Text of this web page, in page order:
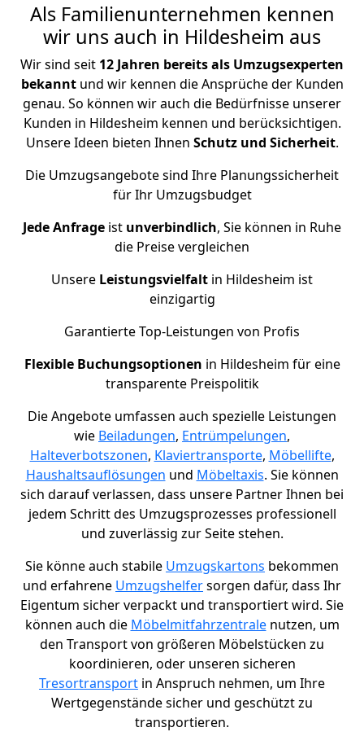
Als Familienunternehmen kennen
wir uns auch in Hildesheim aus
Wir sind seit 12 Jahren bereits als Umzugsexperten
bekannt und wir kennen die Ansprüche der Kunden
genau. So können wir auch die Bedürfnisse unserer
Kunden in Hildesheim kennen und berücksichtigen.
Unsere Ideen bieten Ihnen Schutz und Sicherheit.
Die Umzugsangebote sind Ihre Planungssicherheit
für Ihr Umzugsbudget
Jede Anfrage ist unverbindlich, Sie können in Ruhe
die Preise vergleichen
Unsere Leistungsvielfalt in Hildesheim ist
einzigartig
Garantierte Top-Leistungen von Profis
Flexible Buchungsoptionen in Hildesheim für eine
transparente Preispolitik
Die Angebote umfassen auch spezielle Leistungen
wie Beiladungen, Entrümpelungen,
Halteverbotszonen, Klaviertransporte, Möbellifte,
Haushaltsauflösungen und Möbeltaxis. Sie können
sich darauf verlassen, dass unsere Partner Ihnen bei
jedem Schritt des Umzugsprozesses professionell
und zuverlässig zur Seite stehen.
Sie könne auch stabile Umzugskartons bekommen
und erfahrene Umzugshelfersorgen dafür, dass Ihr
Eigentum sicher verpackt und transportiert wird. Sie
können auch die Möbelmitfahrzentralenutzen, um
den Transport von größeren Möbelstücken zu
koordinieren, oder unseren sicheren
Tresortransport in Anspruch nehmen, um Ihre
Wertgegenstände sicher und geschützt zu
transportieren.